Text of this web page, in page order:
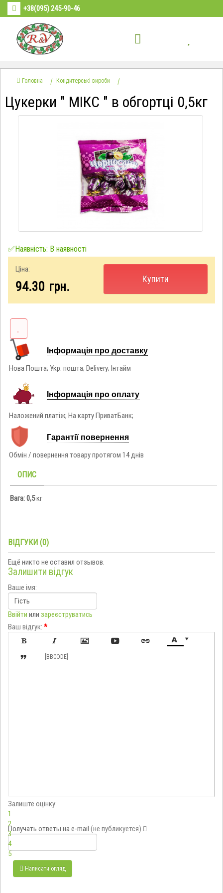
+38(095) 245-90-46
Головна Кондитерські вироби
Цукерки " МІКС " в обгортці 0,5кг
✅Наявність: В наявності
Ціна:
94.30 грн.
Купити
Інформація про доставку
Нова Пошта; Укр. пошта; Delivery; Інтайм
Інформація про оплату
Наложений платіж; На карту ПриватБанк;
Гарантії повернення
Обмін / повернення товару протягом 14 днів
ОПИС
Вага: 0,5кг
ВІДГУКИ (0)
Ещё никто не оставил отзывов.
Залишити відгук
Ваше імя:
Ввійти или зареєструватись
Ваш відгук: *

     
 [BBCODE]
Залиште оцінку:
1
2
3
4
5
Получать ответы на e-mail (не публикуется)
Написати огляд